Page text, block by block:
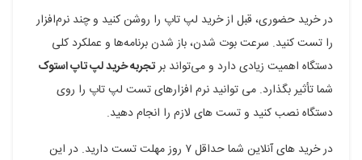
در خرید حضوری، قبل از خرید لپ تاپ را روشن کنید و چند نرم‌افزار
را تست کنید. سرعت بوت شدن، باز شدن برنامه‌ها و عملکرد کلی
دستگاه اهمیت زیادی دارد و می‌تواند برتجربه خرید لپ تاپ استوک
شما تأثیر بگذارد. می توانید نرم افزارهای تست لپ تاپ را روی
دستگاه نصب کنید و تست های لازم را انجام دهید.
در خرید های آنلاین شما حداقل ۷ روز مهلت تست دارید. در این